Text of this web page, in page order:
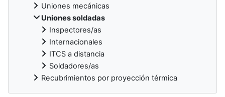
Uniones mecánicas
Uniones soldadas
Inspectores/as
Internacionales
ITCS a distancia
Soldadores/as
Recubrimientos por proyección térmica